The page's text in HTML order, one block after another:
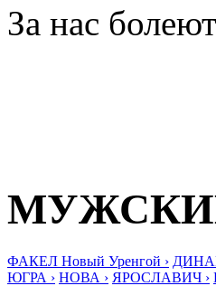
За нас
ФАКЕЛ Новый Уренгой ›
ЮГРА › НОВА › ЯРОСЛАВИЧ ›